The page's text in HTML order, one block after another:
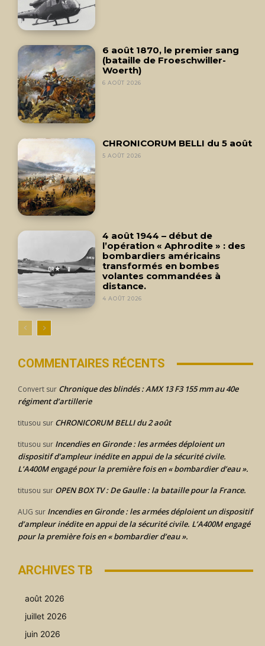
6 août 1870, le premier sang
(bataille de Froeschwiller-
Woerth)
6 AOÛT 2026
CHRONICORUM BELLI du 5 août
5 AOÛT 2026
4 août 1944 – début de
l’opération « Aphrodite » : des
bombardiers américains
transformés en bombes
volantes commandées à
distance.
4 AOÛT 2026
COMMENTAIRES RÉCENTS
Convert sur Chronique des blindés : AMX 13 F3 155 mm au 40e
régiment d’artillerie
titusou sur CHRONICORUM BELLI du 2 août
titusou sur Incendies en Gironde : les armées déploient un
dispositif d’ampleur inédite en appui de la sécurité civile.
L’A400M engagé pour la première fois en « bombardier d’eau ».
titusou sur OPEN BOX TV : De Gaulle : la bataille pour la France.
AUG sur Incendies en Gironde : les armées déploient un dispositif
d’ampleur inédite en appui de la sécurité civile. L’A400M engagé
pour la première fois en « bombardier d’eau ».
ARCHIVES TB
août 2026
juillet 2026
juin 2026